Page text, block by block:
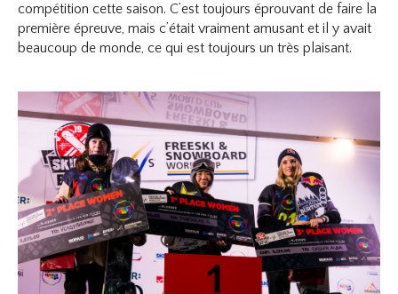
compétition cette saison. C’est toujours éprouvant de faire la
première épreuve, mais c’était vraiment amusant et il y avait
beaucoup de monde, ce qui est toujours un très plaisant.